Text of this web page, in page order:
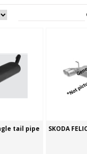
tail pipe SKODA